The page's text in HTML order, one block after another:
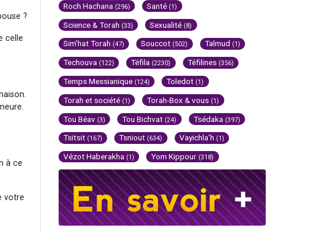
?
celle
à ce
votre
Roch Hachana (296) Santé (1)
Science & Torah (33) Sexualité (8)
Sim'hat Torah (47) Souccot (502) Talmud (1)
Techouva (122) Téfila (2230) Téfilines (356)
Temps Messianique (124) Toledot (1)
Torah et société (1) Torah-Box & vous (1)
Tou Béav (3) Tou Bichvat (24) Tsédaka (397)
Tsitsit (167) Tsniout (634) Vayichla'h (1)
Vézot Haberakha (1) Yom Kippour (318)